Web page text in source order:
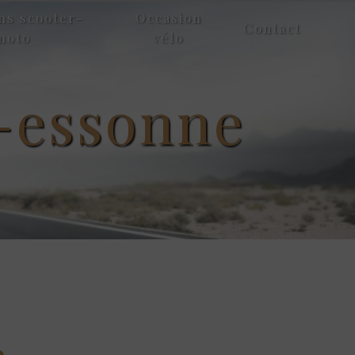
scooter-
moto
Occasion
vélo
Contact